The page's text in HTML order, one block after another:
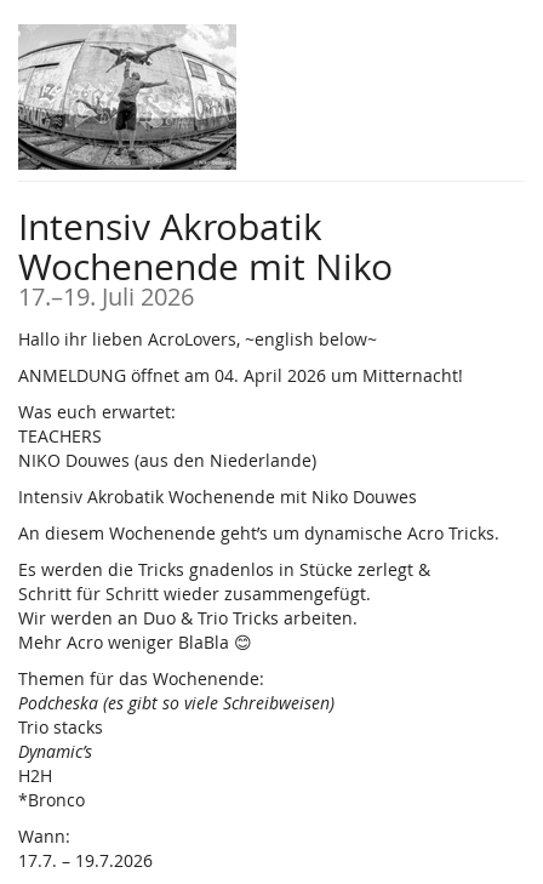
Zum
Haupt-
Inhalt
springen
Intensiv Akrobatik
Wochenende mit Niko
17.–bis
19. Juli 2026
Hallo ihr lieben AcroLovers, ~english below~
ANMELDUNG öffnet am 04. April 2026 um Mitternacht!
Was euch erwartet:
TEACHERS
NIKO Douwes (aus den Niederlande)
Intensiv Akrobatik Wochenende mit Niko Douwes
An diesem Wochenende geht’s um dynamische Acro Tricks.
Es werden die Tricks gnadenlos in Stücke zerlegt &
Schritt für Schritt wieder zusammengefügt.
Wir werden an Duo & Trio Tricks arbeiten.
Mehr Acro weniger BlaBla 😊
Themen für das Wochenende:
Podcheska (es gibt so viele Schreibweisen)
Trio stacks
Dynamic’s
H2H
*Bronco
Wann:
17.7. – 19.7.2026